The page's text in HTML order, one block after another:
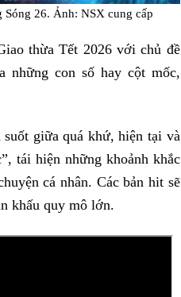
26. Ảnh: NSX cung cấp
thừa Tết 2026 với chủ đề
con số hay cột mốc,
giữa quá khứ, hiện tại và
tái hiện những khoảnh khắc
cá nhân. Các bản hit sẽ
khấu quy mô lớn.